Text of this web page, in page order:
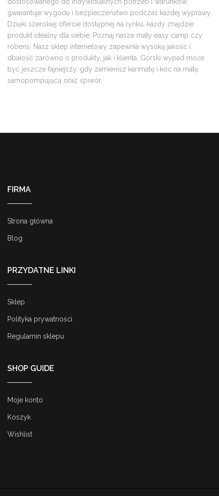
gwarantuje wygodę i bezpieczeństwo podczas każdej wyprawy.
Dzięki szerokiej ofercie dostępnej na rynku, każdy znajdzie
produkt idealny dla siebie. Poznaj nasze maty easy camp czy
robens. Nasz sklep internetowy zapewnia wysoką jakość i
dbałość zarówno o produkty, jak i klienta. Górski wypad może
być jeszcze fajniejszy, gdy zamienisz karimatę i koc na matę
samopompującą oraz śpiwór.
FIRMA
Strona główna
Blog
PRZYDATNE LINKI
Sklep
Polityka prywatności
Regulamin sklepu
SHOP GUIDE
Moje konto
Koszyk
Wishlist